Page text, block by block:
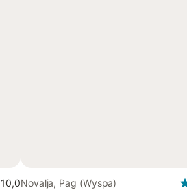
10,0Novalja, Pag (Wyspa)